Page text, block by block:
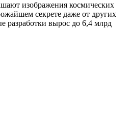
изображения космических
секрете даже от других
разработки вырос до 6,4 млрд